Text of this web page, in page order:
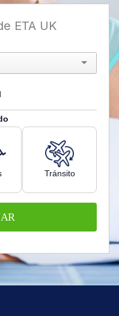
ETA UK
Tránsito